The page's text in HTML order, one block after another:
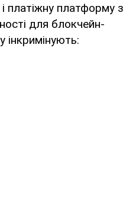
платіжну платформу з
для блокчейн-
інкримінують: